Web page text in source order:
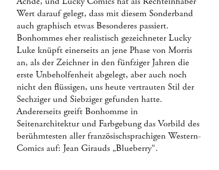
Wert darauf gelegt, dass mit diesem Sonderband
auch graphisch etwas Besonderes passiert.
Bonhommes eher realistisch gezeichneter Lucky
Luke knüpft einerseits an jene Phase von Morris
an, als der Zeichner in den fünfziger Jahren die
erste Unbeholfenheit abgelegt, aber auch noch
nicht den flüssigen, uns heute vertrauten Stil der
Sechziger und Siebziger gefunden hatte.
Andererseits greift Bonhomme in
Seitenarchitektur und Farbgebung das Vorbild des
berühmtesten aller französischsprachigen Western-
Comics auf: Jean Girauds „Blueberry“.